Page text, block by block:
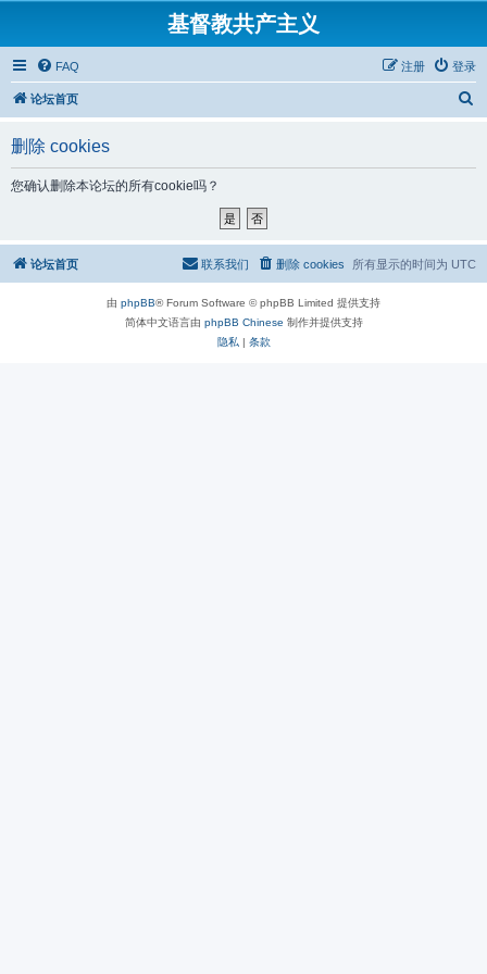
基督教共产主义
FAQ 登录
注册
论坛首页
删除 cookies
您确认删除本论坛的所有cookie吗？
论坛首页 所有显示的时间为 UTC
删除 cookies
联系我们
由 phpBB® Forum Software © phpBB Limited 提供支持
简体中文语言由 phpBB Chinese 制作并提供支持
隐私 | 条款